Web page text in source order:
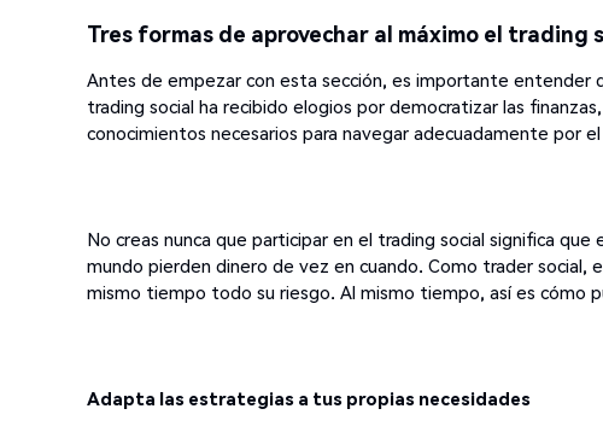
Tres formas de aprovechar al máximo el trading
Antes de empezar con esta sección, es importante entender
trading social ha recibido elogios por democratizar las
conocimientos necesarios para navegar adecuadamente por
No creas nunca que participar en el trading social significa
mundo pierden dinero de vez en cuando. Como trader social,
mismo tiempo todo su riesgo. Al mismo tiempo, así es cómo
Adapta las estrategias a tus propias necesidades